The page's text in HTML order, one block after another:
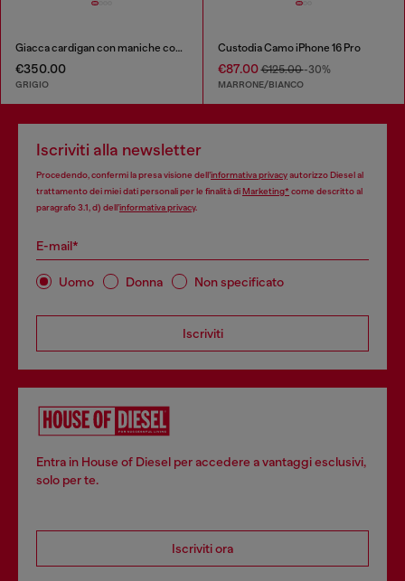
Giacca cardigan con maniche cocoon
€350.00
GRIGIO
Custodia Camo iPhone 16 Pro
€87.00€125.00-30%
MARRONE/BIANCO
Iscriviti alla newsletter
Procedendo, confermi la presa visione dell’informativa privacyautorizzo Diesel al
trattamento dei miei dati personali per le finalità diMarketing*come descritto al
paragrafo 3.1, d) dell’informativa privacy.
E-mail*
Uomo Donna Non specificato
Iscriviti
Entra in House of Diesel per accedere a vantaggi esclusivi,
solo per te.
Iscriviti ora